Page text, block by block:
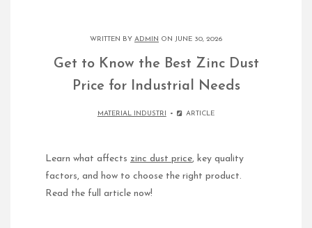
WRITTEN BY ADMIN ON JUNE 30, 2026
Get to Know the Best Zinc Dust
Price for Industrial Needs
MATERIAL INDUSTRI ARTICLE
Learn what affects zinc dust price, key quality
factors, and how to choose the right product.
Read the full article now!